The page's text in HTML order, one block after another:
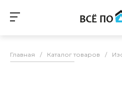
Главная / Каталог товаров /